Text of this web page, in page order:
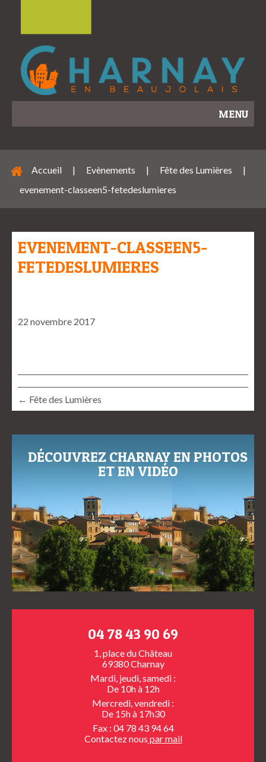
MENU
Accueil | Evènements | Fête des Lumières
|
evenement-classeen5-fetedeslumieres
EVENEMENT-CLASSEEN5-
FETEDESLUMIERES
22 novembre 2017
← Fête des Lumières
DÉCOUVREZ CHARNAY EN PHOTOS
ET EN VIDÉO
04 78 43 90 69
1, place du Château
69380 Charnay
Mardi, jeudi, samedi :
De 10h à 12h
Mercredi, vendredi :
De 15h à 17h30
Fax : 04 78 43 94 64
Contactez nous par mail